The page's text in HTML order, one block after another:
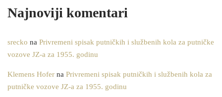
Najnoviji komentari
srecko na Privremeni spisak putničkih i službenih kola za putničke
vozove JZ-a za 1955. godinu
Klemens Hofer na Privremeni spisak putničkih i službenih kola za
putničke vozove JZ-a za 1955. godinu